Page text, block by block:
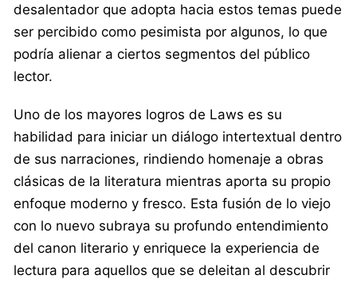
desalentador que adopta hacia estos temas puede
ser percibido como pesimista por algunos, lo que
podría alienar a ciertos segmentos del público
lector.
Uno de los mayores logros de Laws es su
habilidad para iniciar un diálogo intertextual dentro
de sus narraciones, rindiendo homenaje a obras
clásicas de la literatura mientras aporta su propio
enfoque moderno y fresco. Esta fusión de lo viejo
con lo nuevo subraya su profundo entendimiento
del canon literario y enriquece la experiencia de
lectura para aquellos que se deleitan al descubrir